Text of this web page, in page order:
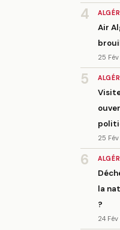
4
Air
25
5
25
6
la
?
24